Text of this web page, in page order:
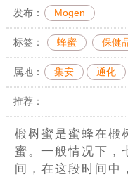
发布： Mogen
标签： 蜂蜜 保健
属地： 集安 通化
推荐：
椴树蜜是蜜蜂在椴
蜜。一般情况下，
间，在这段时间中